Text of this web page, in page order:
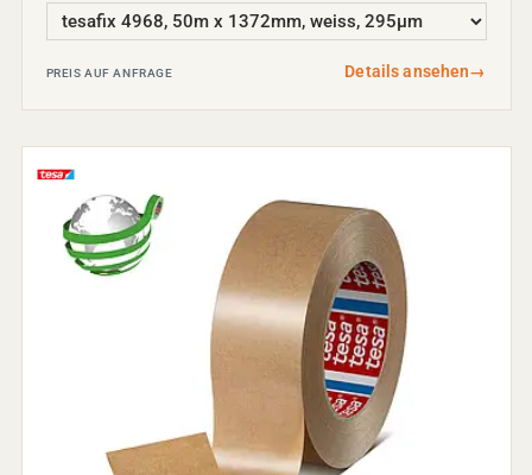
PREIS AUF ANFRAGE Details ansehen→